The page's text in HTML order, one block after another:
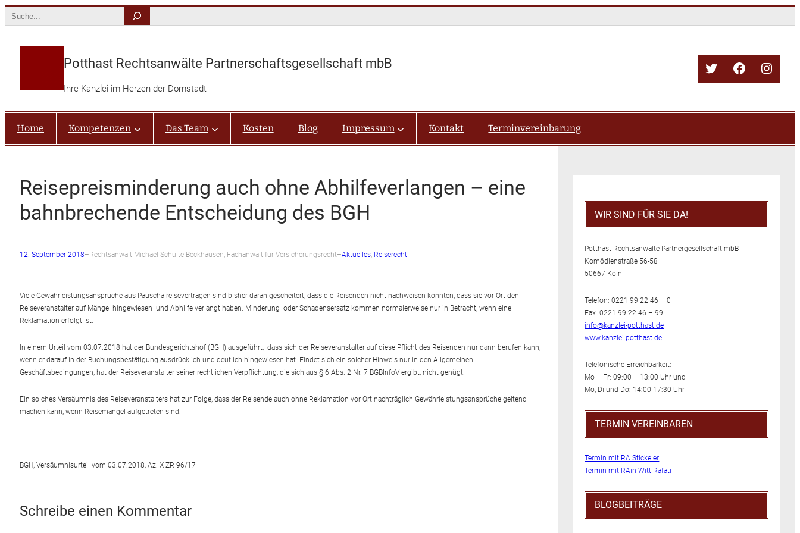
Search
Potthast Rechtsanwälte Partnerschaftsgesellschaft mbB
Ihre Kanzlei im Herzen der Domstadt
TwitterFacebook
Home Kompetenzen Das Team Kosten Blog Impressum Kontakt Terminvereinbarung
Reisepreisminderung auch ohne Abhilfeverlangen – eine
bahnbrechende Entscheidung des BGH
12. September 2018– Rechtsanwalt Michael Schulte Beckhausen, Fachanwalt für Versicherungsrecht–Aktuelles, Reiserecht
Viele Gewährleistungsansprüche aus Pauschalreiseverträgen sind bisher daran gescheitert, dass die Reisenden nicht nachweisen konnten, dass sie vor Ort den
Reiseveranstalter auf Mängel hingewiesen und Abhilfe verlangt haben. Minderung oder Schadensersatz kommen normalerweise nur in Betracht, wenn eine
Reklamation erfolgt ist.
In einem Urteil vom 03.07.2018 hat der Bundesgerichtshof (BGH) ausgeführt, dass sich der Reiseveranstalter auf diese Pflicht des Reisenden nur dann berufen kann,
wenn er darauf in der Buchungsbestätigung ausdrücklich und deutlich hingewiesen hat. Findet sich ein solcher Hinweis nur in den Allgemeinen
Geschäftsbedingungen, hat der Reiseveranstalter seiner rechtlichen Verpflichtung, die sich aus § 6 Abs. 2 Nr. 7 BGBInfoV ergibt, nicht genügt.
Ein solches Versäumnis des Reiseveranstalters hat zur Folge, dass der Reisende auch ohne Reklamation vor Ort nachträglich Gewährleistungsansprüche geltend
machen kann, wenn Reisemängel aufgetreten sind.
BGH, Versäumnisurteil vom 03.07.2018, Az. X ZR 96/17
Schreibe einen Kommentar
WIR SIND FÜR SIE DA!
Potthast Rechtsanwälte Partnergesellschaft mbB
Komödienstraße 56-58
50667 Köln
Telefon: 0221 99 22 46 – 0
Fax: 0221 99 22 46 – 99
info@kanzlei-potthast.de
www.kanzlei-potthast.de
Telefonische Erreichbarkeit:
Mo – Fr: 09:00 – 13:00 Uhr und
Mo, Di und Do: 14:00-17:30 Uhr
TERMIN VEREINBAREN
Termin mit RA Stickeler
Termin mit RAin Witt-Rafati
BLOGBEITRÄGE